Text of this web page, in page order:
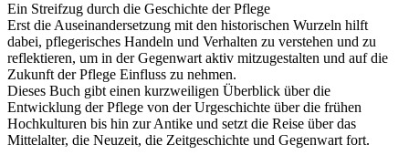
Ein Streifzug durch die Geschichte der Pflege
Erst die Auseinandersetzung mit den historischen Wurzeln hilft
dabei, pflegerisches Handeln und Verhalten zu verstehen und zu
reflektieren, um in der Gegenwart aktiv mitzugestalten und auf die
Zukunft der Pflege Einfluss zu nehmen.
Dieses Buch gibt einen kurzweiligen Überblick über die
Entwicklung der Pflege von der Urgeschichte über die frühen
Hochkulturen bis hin zur Antike und setzt die Reise über das
Mittelalter, die Neuzeit, die Zeitgeschichte und Gegenwart fort.